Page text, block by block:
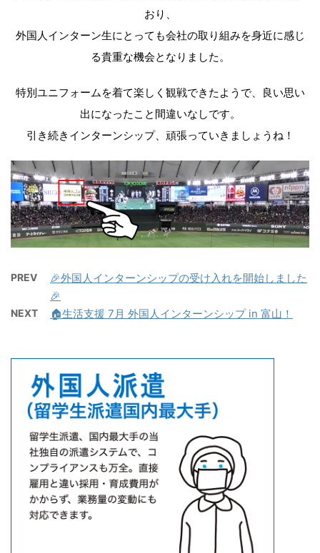
おり、
外国人インターン生にとっても会社の取り組みを身近に感じ
る貴重な機会となりました。
特別ユニフォームを着て楽しく観戦できたようで、良い思い
出になったこと間違いなしです。
引き続きインターンシップ、頑張っていきましょうね！
PREV
🎉外国人インターンシップの受け入れを開始しました
🎉
NEXT 🏠生活支援 7月 外国人インターンシップ in 富山！